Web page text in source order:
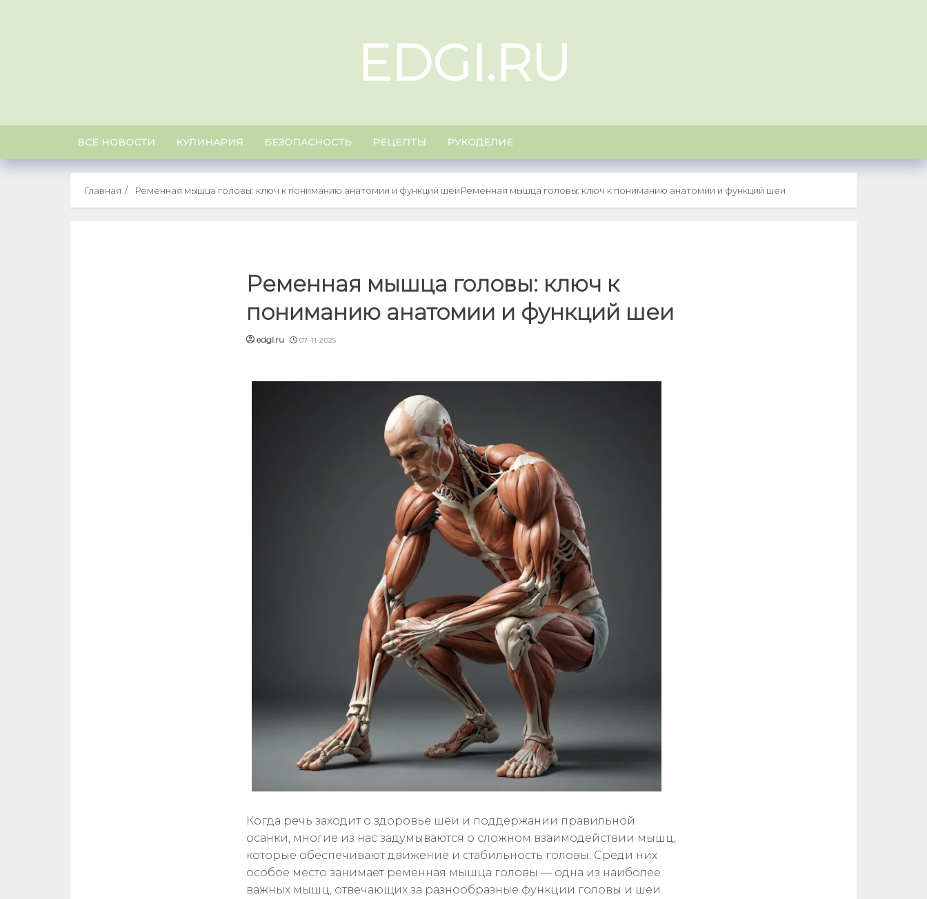
EDGI.RU
ВСЕ НОВОСТИ КУЛИНАРИЯ БЕЗОПАСНОСТЬ РЕЦЕПТЫ РУКОДЕЛИЕ
Главная Ременная мышца головы: ключ к пониманию анатомии и функций шеиРеменная мышца головы: ключ к пониманию анатомии и функций шеи
Ременная мышца головы: ключ к
пониманию анатомии и функций шеи
edgi.ru 07-11-2025
Когда речь заходит о здоровье шеи и поддержании правильной
осанки, многие из нас задумываются о сложном взаимодействии мышц,
которые обеспечивают движение и стабильность головы. Среди них
особое место занимает ременная мышца головы — одна из наиболее
важных мышц, отвечающих за разнообразные функции головы и шеи.